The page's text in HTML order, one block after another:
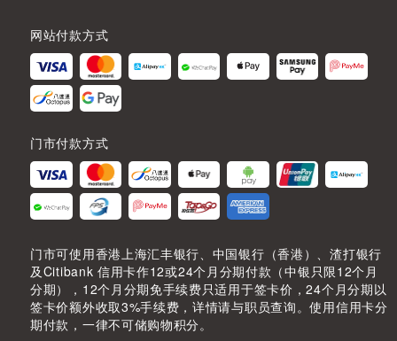
网站付款方式
门市付款方式
门市可使用香港上海汇丰银行、中国银行（香港）、渣打银行
及Citibank 信用卡作12或24个月分期付款（中银只限12个月
分期），12个月分期免手续费只适用于签卡价，24个月分期以
签卡价额外收取3%手续费，详情请与职员查询。使用信用卡分
期付款，一律不可储购物积分。